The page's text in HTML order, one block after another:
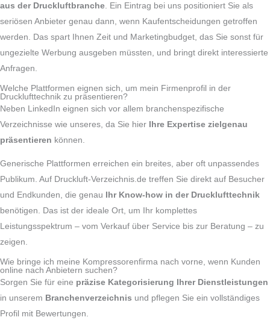
aus der Druckluftbranche . Ein Eintrag bei uns positioniert Sie als
seriösen Anbieter genau dann, wenn Kaufentscheidungen getroffen
werden. Das spart Ihnen Zeit und Marketingbudget, das Sie sonst für
ungezielte Werbung ausgeben müssten, und bringt direkt interessierte
Anfragen.
Welche Plattformen eignen sich, um mein Firmenprofil in der
Drucklufttechnik zu präsentieren?
Neben LinkedIn eignen sich vor allem branchenspezifische
Verzeichnisse wie unseres, da Sie hier Ihre Expertise zielgenau
präsentieren können.
Generische Plattformen erreichen ein breites, aber oft unpassendes
Publikum. Auf Druckluft-Verzeichnis.de treffen Sie direkt auf Besucher
und Endkunden, die genau Ihr Know-how in der Drucklufttechnik
benötigen. Das ist der ideale Ort, um Ihr komplettes
Leistungsspektrum – vom Verkauf über Service bis zur Beratung – zu
zeigen.
Wie bringe ich meine Kompressorenfirma nach vorne, wenn Kunden
online nach Anbietern suchen?
Sorgen Sie für eine präzise Kategorisierung Ihrer Dienstleistungen
in unserem Branchenverzeichnis und pflegen Sie ein vollständiges
Profil mit Bewertungen.